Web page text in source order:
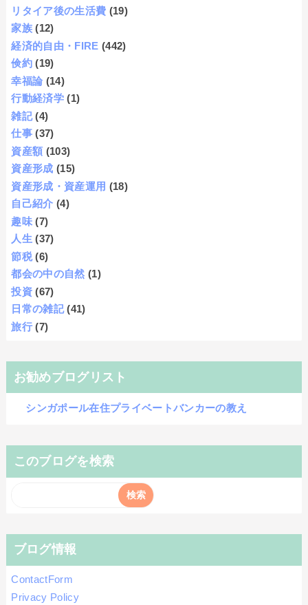
リタイア後の生活費 (19)
家族 (12)
経済的自由・FIRE (442)
倹約 (19)
幸福論 (14)
行動経済学 (1)
雑記 (4)
仕事 (37)
資産額 (103)
資産形成 (15)
資産形成・資産運用 (18)
自己紹介 (4)
趣味 (7)
人生 (37)
節税 (6)
都会の中の自然 (1)
投資 (67)
日常の雑記 (41)
旅行 (7)
お勧めブログリスト
シンガポール在住プライベートバンカーの教え
このブログを検索
ブログ情報
ContactForm
Privacy Policy